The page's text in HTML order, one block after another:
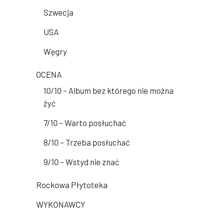
Szwecja
USA
Węgry
OCENA
10/10 – Album bez którego nie można
żyć
7/10 – Warto posłuchać
8/10 – Trzeba posłuchać
9/10 – Wstyd nie znać
Rockowa Płytoteka
WYKONAWCY